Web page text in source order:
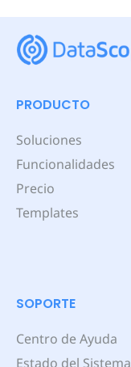
PRODUCTO
Soluciones
Funcionalidades
Precio
Templates
SOPORTE
Centro de Ayuda
Estado del Sistema